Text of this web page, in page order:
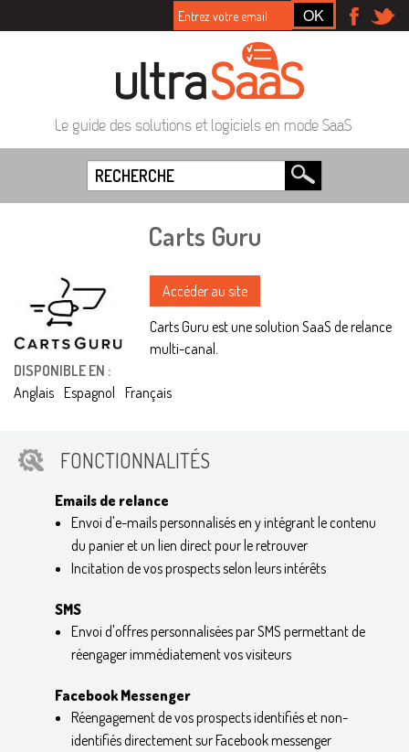
Le guide des solutions et logiciels en mode SaaS
Carts Guru
Accéder au site
Carts Guru est une solution SaaS de relance
multi-canal.
DISPONIBLE EN :
Anglais Espagnol Français
FONCTIONNALITÉS
Emails de relance
Envoi d'e-mails personnalisés en y intégrant le contenu
du panier et un lien direct pour le retrouver
Incitation de vos prospects selon leurs intérêts
SMS
Envoi d'offres personnalisées par SMS permettant de
réengager immédiatement vos visiteurs
Facebook Messenger
Réengagement de vos prospects identifiés et non-
identifiés directement sur Facebook messenger